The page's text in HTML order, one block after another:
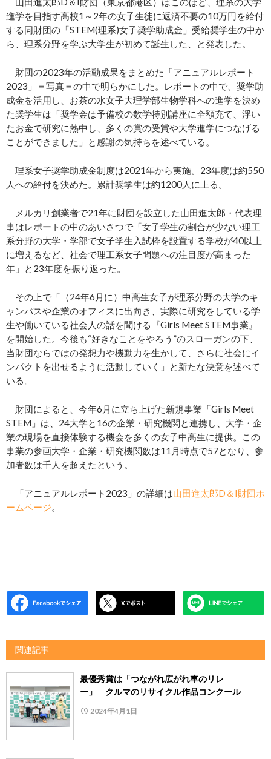
進学を目指す高校1～2年の女子生徒に返済不要の10万円を給付
する同財団の「STEM(理系)女子奨学助成金」受給奨学生の中か
ら、理系分野を学ぶ大学生が初めて誕生した、と発表した。
財団の2023年の活動成果をまとめた「アニュアルレポート
2023」＝写真＝の中で明らかにした。レポートの中で、奨学助
成金を活用し、お茶の水女子大理学部生物学科への進学を決め
た奨学生は「奨学金は予備校の数学特別講座に全額充て、浮い
たお金で研究に熱中し、多くの賞の受賞や大学進学につなげる
ことができました」と感謝の気持ちを述べている。
理系女子奨学助成金制度は2021年から実施。23年度は約550
人への給付を決めた。累計奨学生は約1200人に上る。
メルカリ創業者で21年に財団を設立した山田進太郎・代表理
事はレポートの中のあいさつで「女子学生の割合が少ない理工
系分野の大学・学部で女子学生入試枠を設置する学校が40以上
に増えるなど、社会で理工系女子問題への注目度が高まった
年」と23年度を振り返った。
その上で「（24年6月に）中高生女子が理系分野の大学のキ
ャンパスや企業のオフィスに出向き、実際に研究をしている学
生や働いている社会人の話を聞ける『Girls Meet STEM事業』
を開始した。今後も“好きなことをやろう”のスローガンの下、
当財団ならではの発想力や機動力を生かして、さらに社会にイ
ンパクトを出せるように活動していく」と新たな決意を述べて
いる。
財団によると、今年6月に立ち上げた新規事業「Girls Meet
STEM」は、24大学と16の企業・研究機関と連携し、大学・企
業の現場を直接体験する機会を多くの女子中高生に提供。この
事業の参画大学・企業・研究機関数は11月時点で57となり、参
加者数は千人を超えたという。
「アニュアルレポート2023」の詳細は山田進太郎D＆I財団ホ
ームページ。
関連記事
最優秀賞は「つながれ広がれ車のリレ
ー」 クルマのリサイクル作品コンクール
2024年4月1日